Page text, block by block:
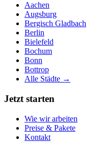
Aachen
Augsburg
Bergisch Gladbach
Berlin
Bielefeld
Bochum
Bonn
Bottrop
Alle Städte →
Jetzt starten
Wie wir arbeiten
Preise & Pakete
Kontakt